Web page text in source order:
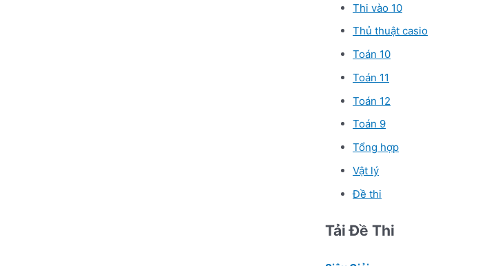
Thi vào 10
Thủ thuật casio
Toán 10
Toán 11
Toán 12
Toán 9
Tổng hợp
Vật lý
Đề thi
Tải Đề Thi